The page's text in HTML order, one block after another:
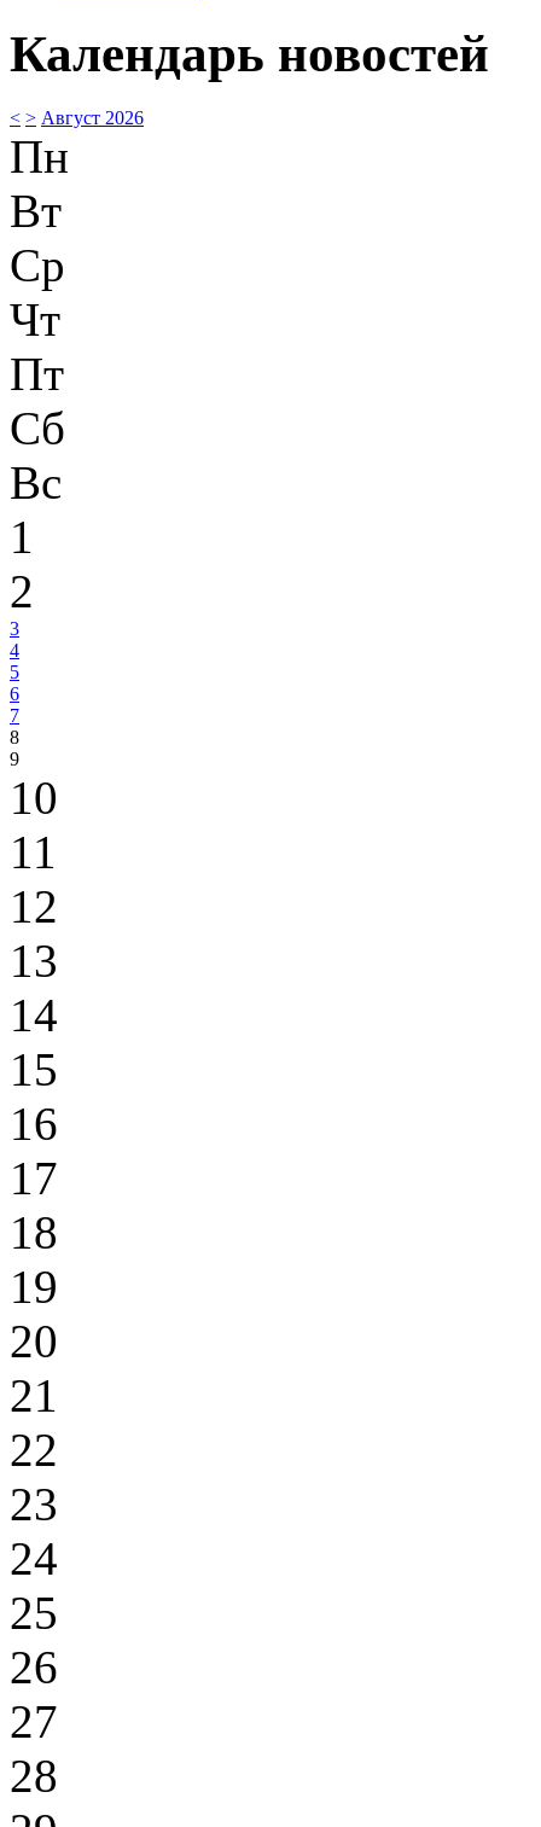
Календарь новостей
< > Август 2026
Пн
Вт
Ср
Чт
Пт
Сб
Вс
1
2
3
4
5
6
7
8
9
10
11
12
13
14
15
16
17
18
19
20
21
22
23
24
25
26
27
28